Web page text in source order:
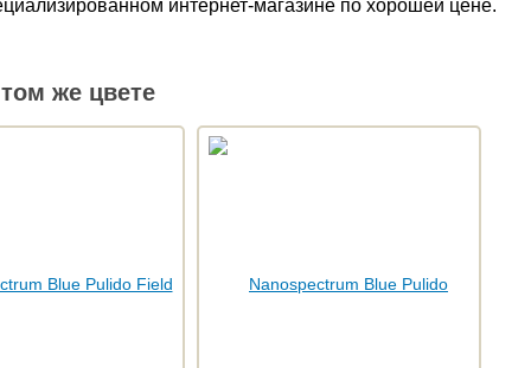
интернет-магазине по хорошей цене.
же цвете